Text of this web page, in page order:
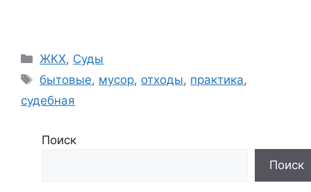
Рубрики
ЖКХ, Суды
Метки
бытовые, мусор, отходы, практика,
судебная
Поиск
Поиск